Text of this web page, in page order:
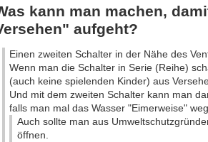
kann man machen,
aufgeht?
Einen zweiten Schalter in der Nähe des
Wenn man die Schalter in Serie (Reihe)
(auch keine spielenden Kinder) aus
Und mit dem zweiten Schalter kann man
falls man mal das Wasser "Eimerweise"
Auch sollte man aus
öffnen.